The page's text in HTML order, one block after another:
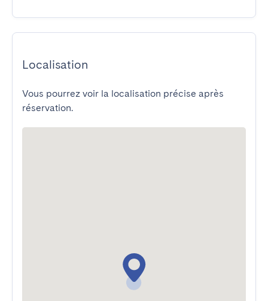
Localisation
Vous pourrez voir la localisation précise après
réservation.